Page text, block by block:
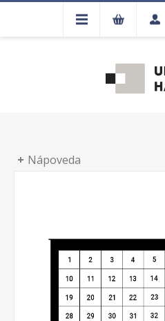
Nápoveda